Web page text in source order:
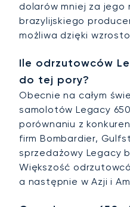
dolarów mniej za jego
brazylijskiego
możliwa dzięki
Ile odrzutowców
do tej pory?
Obecnie na całym
samolotów Legacy
porównaniu z
firm Bombardier,
sprzedażowy Legacy
Większość
a następnie w Azji i